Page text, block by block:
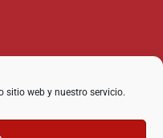
sitio web y nuestro servicio.